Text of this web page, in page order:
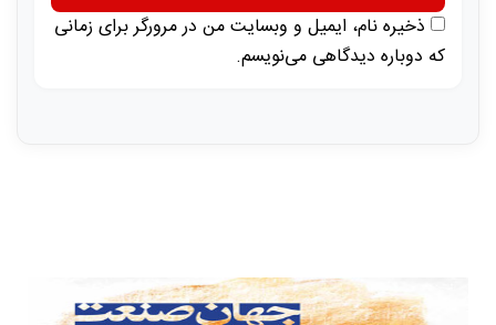
ذخیره نام، ایمیل و وبسایت من در مرورگر برای زمانی
که دوباره دیدگاهی می‌نویسم.